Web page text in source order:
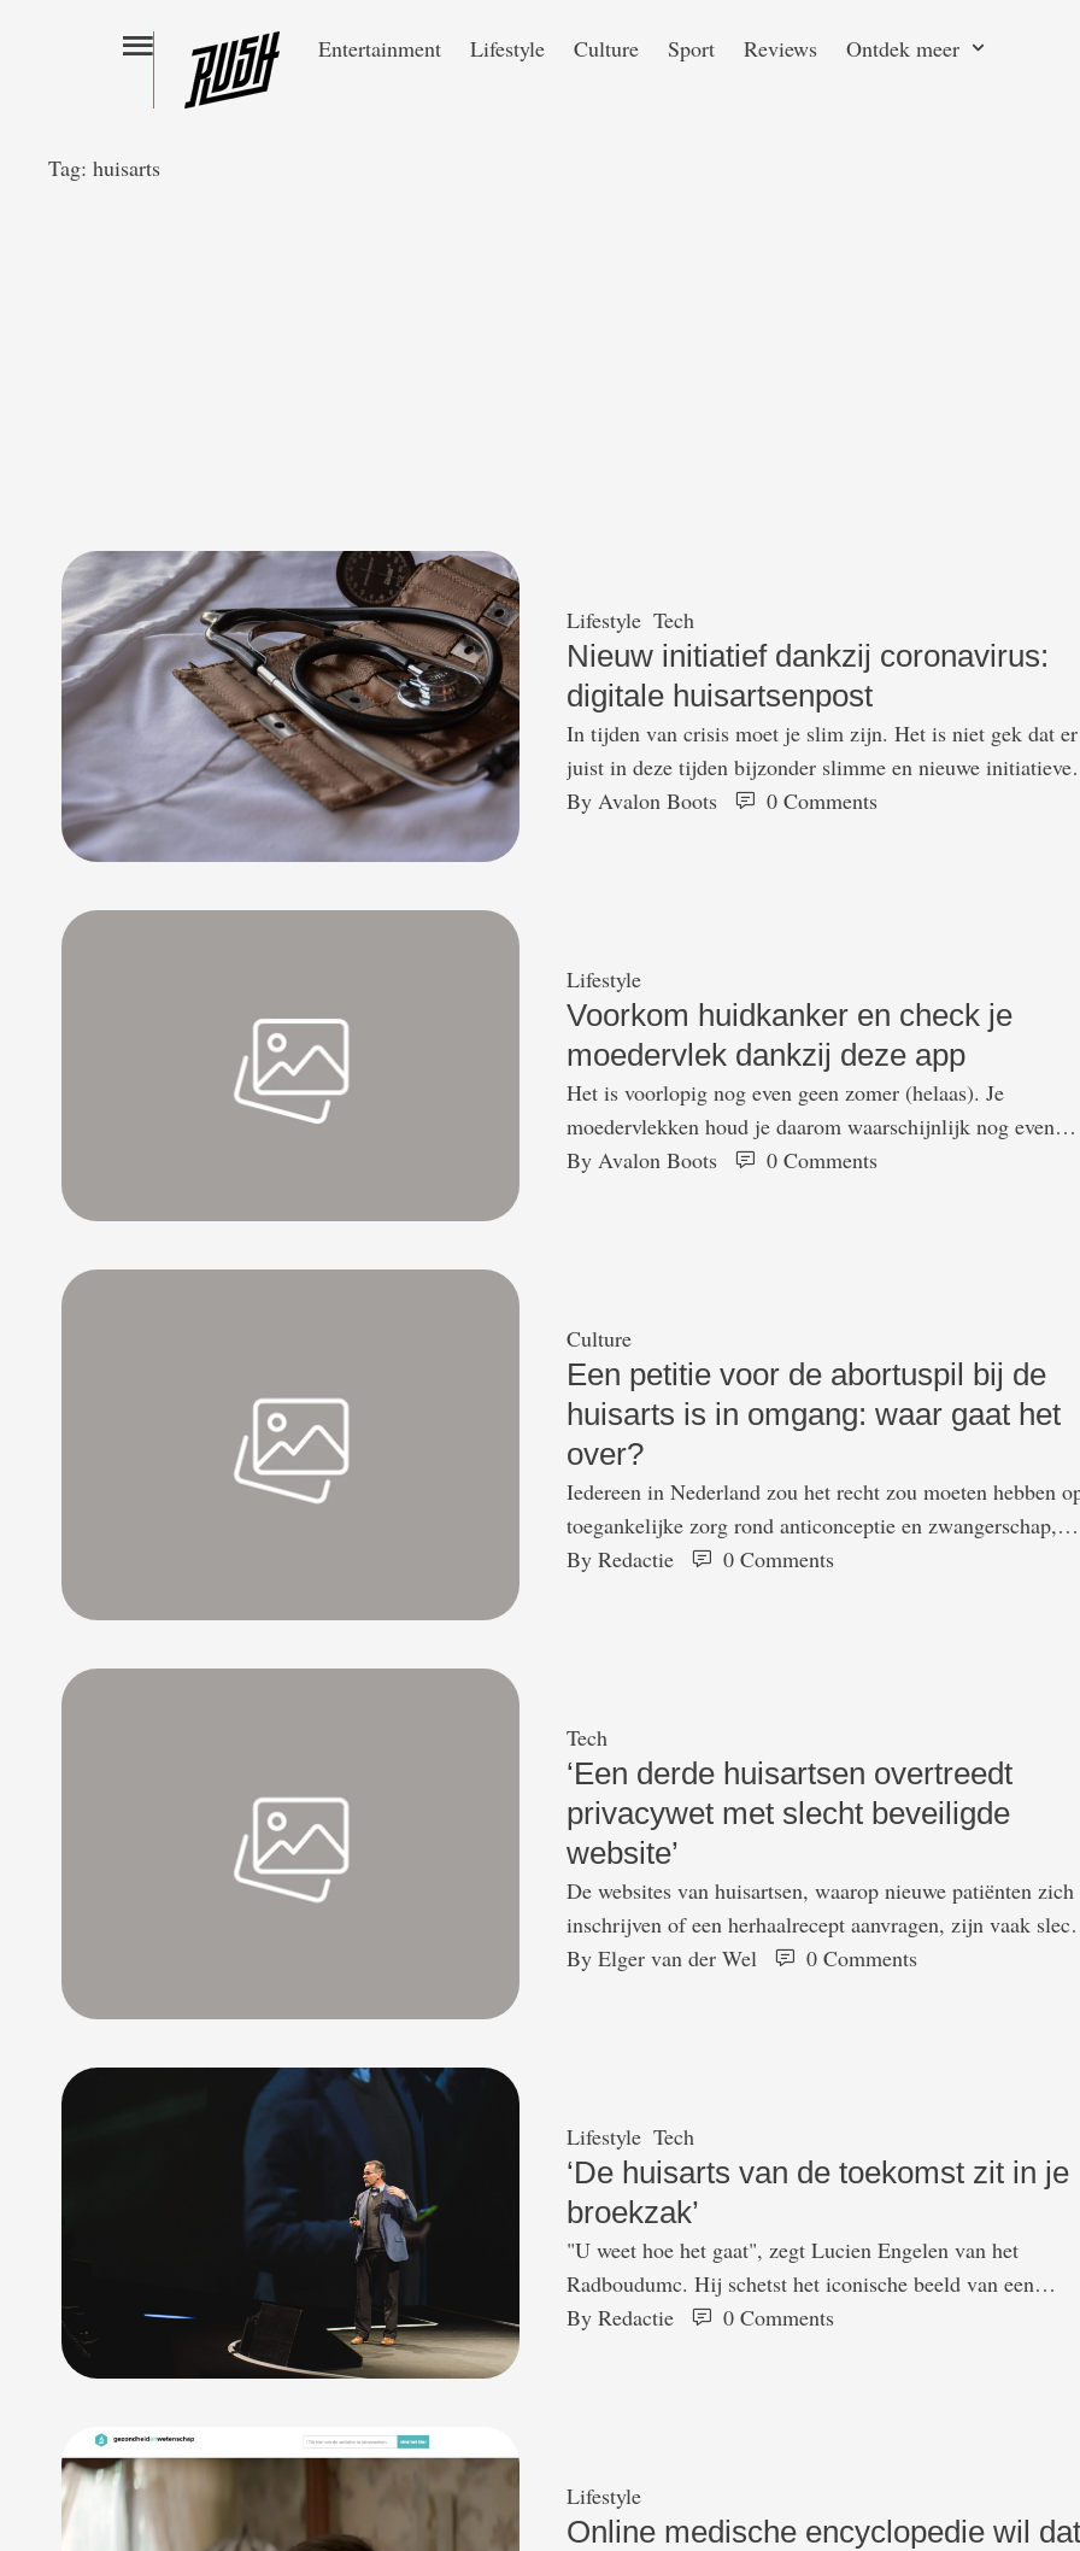
Entertainment Lifestyle Culture Sport Reviews Ontdek meer
Tag: huisarts
Lifestyle Tech
Nieuw initiatief dankzij coronavirus:
digitale huisartsenpost
In tijden van crisis moet je slim zijn. Het is niet gek dat er
juist in deze tijden bijzonder slimme en nieuwe
ontstaan. Zo ook wat betreft het coronavirus. Huisartsenpost
By Avalon Boots 0 Comments
Lifestyle
Voorkom huidkanker en check je
moedervlek dankzij deze app
Het is voorlopig nog even geen zomer (helaas). Je
moedervlekken houd je daarom waarschijnlijk nog even
verborgen onder dikke truien en vesten. Maar toch is het
By Avalon Boots 0 Comments
Culture
Een petitie voor de abortuspil bij de
huisarts is in omgang: waar gaat het
over?
Iedereen in Nederland zou het recht zou moeten hebben
toegankelijke zorg rond anticonceptie en zwangerschap,
schrijven diverse vrouwenrechtenorganisaties. Ze komen
naast …
By Redactie 0 Comments
Tech
‘Een derde huisartsen overtreedt
privacywet met slecht beveiligde
website’
De websites van huisartsen, waarop nieuwe patiënten zich
inschrijven of een herhaalrecept aanvragen, zijn vaak
beveiligd. Dat blijkt uit een inventarisatie van RTL Nieuws.
By Elger van der Wel 0 Comments
Lifestyle Tech
‘De huisarts van de toekomst zit in je
broekzak’
"U weet hoe het gaat", zegt Lucien Engelen van het
Radboudumc. Hij schetst het iconische beeld van een
afspraak bij de huisarts. Je bent voor zo’n afspraak
By Redactie 0 Comments
Lifestyle
Online medische encyclopedie wil dat